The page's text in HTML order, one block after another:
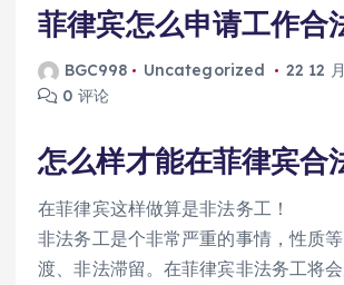
菲律宾怎么申请工作合
BGC998 Uncategorized
22 12
0 评论
怎么样才能在菲律宾合
在菲律宾这样做算是非法务工！
非法务工是个非常严重的事情，性质
渡、非法滞留。在菲律宾非法务工将